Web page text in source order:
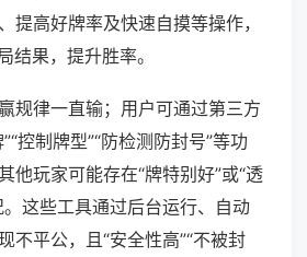
提高好牌率及快速自摸等操作，
结果，提升胜率。
规律一直输；用户可通过第三方
控制牌型”“防检测防封号”等功
他玩家可能存在“牌特别好”或“透
。这些工具通过后台运行、自动
不平公，且“安全性高”“不被封